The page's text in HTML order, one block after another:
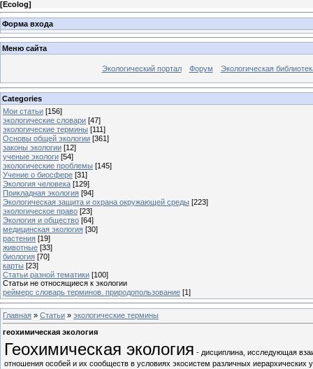
[Ecolog]
Форма входа
Меню сайта
Экологический портал Форум Экологическая
Categories
Мои статьи [156]
экологические словари [47]
экологические термины [111]
Основы общей экологии [361]
законы экологии [12]
ученые экологи [54]
экологические проблемы [145]
Учение о биосфере [31]
Экология человека [129]
Прикладная экология [94]
Экологическая защита и охрана окружающей среды [223]
экологическое право [23]
Экология и общество [64]
медицинская экология [30]
растения [19]
животные [33]
биология [70]
карты [23]
Статьи разной тематики [100]
Статьи не относящиеся к экологии
реймерс словарь терминов. природопользование [1]
Главная » Статьи » экологические термины
геохимическая экология
Геохимическая экология - дисциплина, исследующая
отношения особей и их сообществ в условиях экосистем различных иерархических